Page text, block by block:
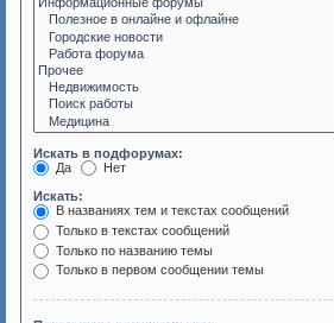
Искать в подфорумах:
Да
Нет
Искать:
В названиях тем и текстах сообщений
Только в текстах сообщений
Только по названию темы
Только в первом сообщении темы